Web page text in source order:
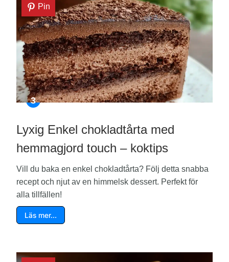
Pin
Lyxig Enkel chokladtårta med
hemmagjord touch – koktips
Vill du baka en enkel chokladtårta? Följ detta snabba
recept och njut av en himmelsk dessert. Perfekt för
alla tillfällen!
Läs mer…